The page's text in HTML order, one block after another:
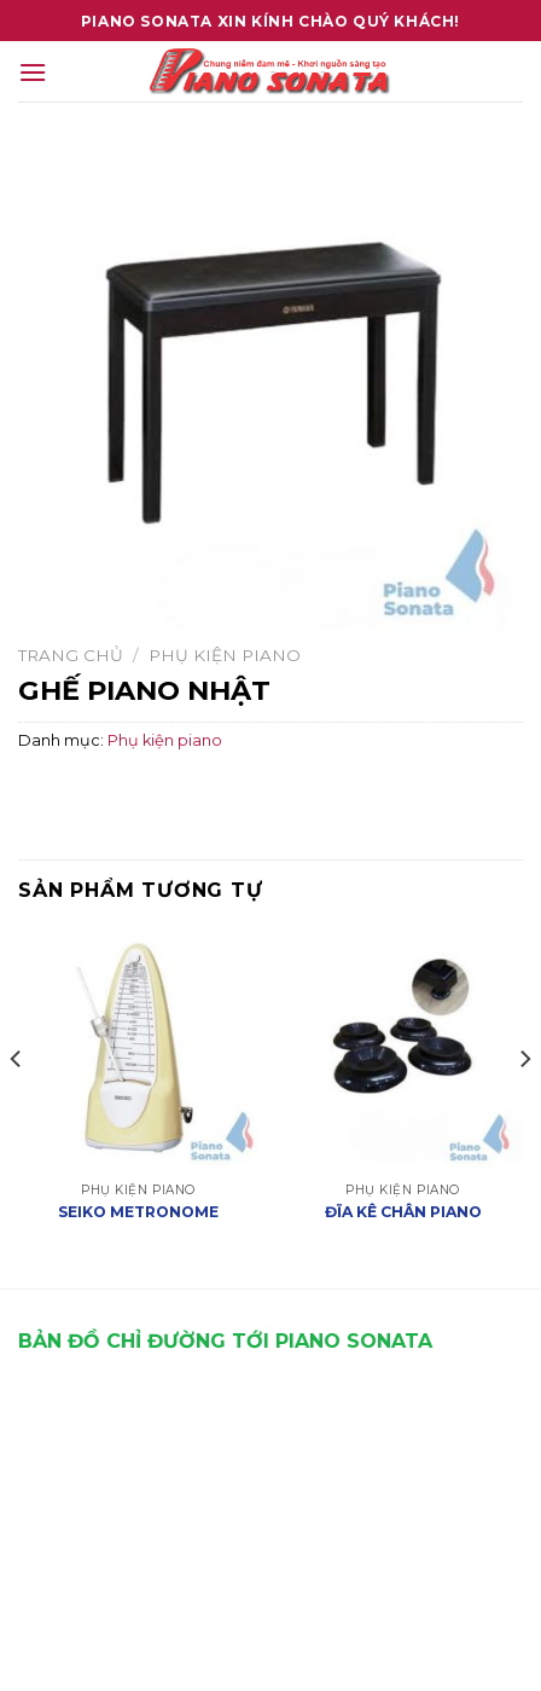
to
content
PIANO SONATA XIN KÍNH CHÀO QUÝ KHÁCH!
TRANG CHỦ / PHỤ KIỆN PIANO
GHẾ PIANO NHẬT
Danh mục: Phụ kiện piano
SẢN PHẨM TƯƠNG TỰ
PHỤ KIỆN PIANO
SEIKO METRONOME
PHỤ KIỆN PIANO
ĐĨA KÊ CHÂN PIANO
BẢN ĐỒ CHỈ ĐƯỜNG TỚI PIANO SONATA